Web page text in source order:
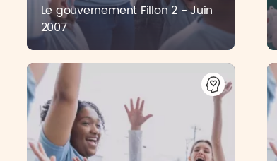
Le gouvernement Fillon 2 - Juin
2007